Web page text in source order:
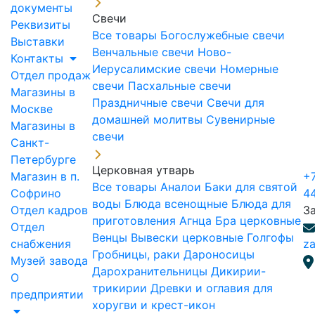
документы
Реквизиты
Выставки
Контакты
Отдел продаж
Магазины в
Москве
Магазины в
Санкт-
Петербурге
Магазин в п.
Софрино
Отдел кадров
Отдел
снабжения
Музей завода
О
предприятии
Свечи
Все товары Богослужебные свечи
Венчальные свечи Ново-
Иерусалимские свечи Номерные
свечи Пасхальные свечи
Праздничные свечи Свечи для
домашней молитвы Сувенирные
свечи
Церковная утварь
Все товары Аналои Баки для святой
воды Блюда всенощные Блюда для
приготовления Агнца Бра церковные
Венцы Вывески церковные Голгофы
Гробницы, раки Дароносицы
Дарохранительницы Дикирии-
трикирии Древки и оглавия для
хоругви и крест-икон